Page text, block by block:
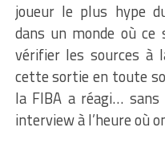
joueur le plus hype
dans un monde où
vérifier les sources à
cette sortie en toute
la FIBA a réagi…
interview à l’heure où